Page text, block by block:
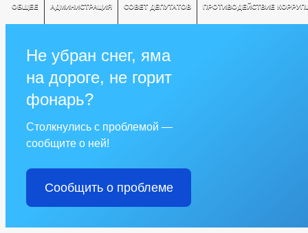
ОБЩЕЕ АДМИНИСТРАЦИЯ СОВЕТ ДЕПУТАТОВ ПРОТИВОДЕЙСТВИЕ
Не убран снег, яма
на дороге, не горит
фонарь?
Столкнулись с проблемой —
сообщите о ней!
Сообщить о проблеме